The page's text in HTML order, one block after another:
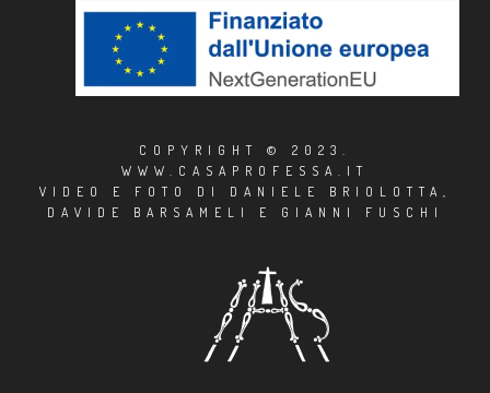
COPYRIGHT © 2023.
WWW.CASAPROFESSA.IT
VIDEO E FOTO DI DANIELE BRIOLOTTA,
DAVIDE BARSAMELI E GIANNI FUSCHI